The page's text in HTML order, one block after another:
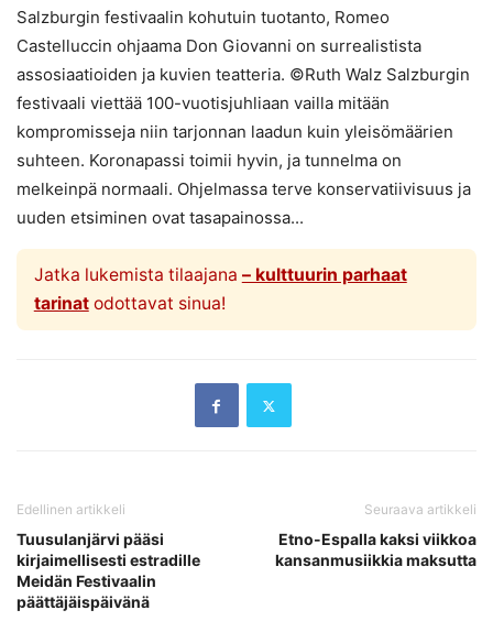
Salzburgin festivaalin kohutuin tuotanto, Romeo
Castelluccin ohjaama Don Giovanni on surrealistista
assosiaatioiden ja kuvien teatteria. ©Ruth Walz Salzburgin
festivaali viettää 100-vuotisjuhliaan vailla mitään
kompromisseja niin tarjonnan laadun kuin yleisömäärien
suhteen. Koronapassi toimii hyvin, ja tunnelma on
melkeinpä normaali. Ohjelmassa terve konservatiivisuus ja
uuden etsiminen ovat tasapainossa...
Jatka lukemista tilaajana – kulttuurin parhaat
tarinatodottavat sinua!
Edellinen artikkeli
Tuusulanjärvi pääsi
kirjaimellisesti estradille
Meidän Festivaalin
päättäjäispäivänä
Seuraava artikkeli
Etno-Espalla kaksi viikkoa
kansanmusiikkia maksutta